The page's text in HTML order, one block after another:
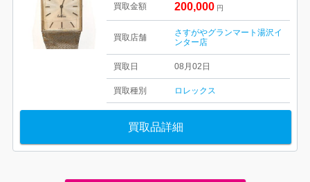
買取金額 200,000 円
買取店舗
さすがやグランマート湯沢イ
ンター店
買取日 08月02日
買取種別 ロレックス
買取品詳細